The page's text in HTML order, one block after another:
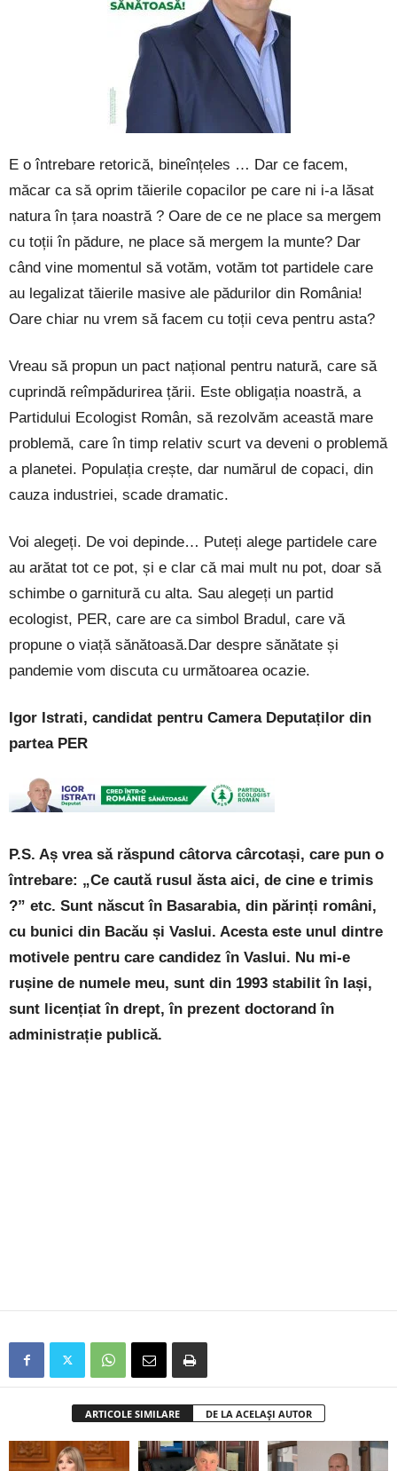
E o întrebare retorică, bineînțeles … Dar ce facem,
măcar ca să oprim tăierile copacilor pe care ni i-a lăsat
natura în țara noastră ? Oare de ce ne place sa mergem
cu toții în pădure, ne place să mergem la munte? Dar
când vine momentul să votăm, votăm tot partidele care
au legalizat tăierile masive ale pădurilor din România!
Oare chiar nu vrem să facem cu toții ceva pentru asta?
Vreau să propun un pact național pentru natură, care să
cuprindă reîmpădurirea țării. Este obligația noastră, a
Partidului Ecologist Român, să rezolvăm această mare
problemă, care în timp relativ scurt va deveni o problemă
a planetei. Populația crește, dar numărul de copaci, din
cauza industriei, scade dramatic.
Voi alegeți. De voi depinde… Puteți alege partidele care
au arătat tot ce pot, și e clar că mai mult nu pot, doar să
schimbe o garnitură cu alta. Sau alegeți un partid
ecologist, PER, care are ca simbol Bradul, care vă
propune o viață sănătoasă.Dar despre sănătate și
pandemie vom discuta cu următoarea ocazie.
Igor Istrati, candidat pentru Camera Deputaților din
partea PER
P.S. Aș vrea să răspund câtorva cârcotași, care pun o
întrebare: „Ce caută rusul ăsta aici, de cine e trimis
?” etc. Sunt născut în Basarabia, din părinți români,
cu bunici din Bacău și Vaslui. Acesta este unul dintre
motivele pentru care candidez în Vaslui. Nu mi-e
rușine de numele meu, sunt din 1993 stabilit în Iași,
sunt licențiat în drept, în prezent doctorand în
administrație publică.
ARTICOLE SIMILARE DE LA ACELAȘI AUTOR